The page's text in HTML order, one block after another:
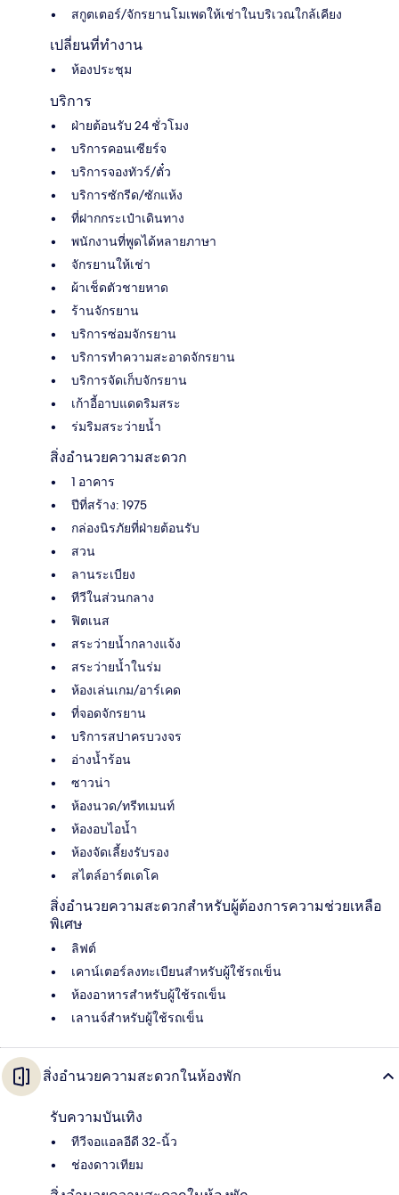
สกูตเตอร์/จักรยานโมเพดให้เช่าในบริเวณใกล้เคียง
เปลี่ยนที่ทำงาน
ห้องประชุม
บริการ
ฝ่ายต้อนรับ 24 ชั่วโมง
บริการคอนเซียร์จ
บริการจองทัวร์/ตั๋ว
บริการซักรีด/ซักแห้ง
ที่ฝากกระเป๋าเดินทาง
พนักงานที่พูดได้หลายภาษา
จักรยานให้เช่า
ผ้าเช็ดตัวชายหาด
ร้านจักรยาน
บริการซ่อมจักรยาน
บริการทำความสะอาดจักรยาน
บริการจัดเก็บจักรยาน
เก้าอี้อาบแดดริมสระ
ร่มริมสระว่ายน้ำ
สิ่งอำนวยความสะดวก
1 อาคาร
ปีที่สร้าง: 1975
กล่องนิรภัยที่ฝ่ายต้อนรับ
สวน
ลานระเบียง
ทีวีในส่วนกลาง
ฟิตเนส
สระว่ายน้ำกลางแจ้ง
สระว่ายน้ำในร่ม
ห้องเล่นเกม/อาร์เคด
ที่จอดจักรยาน
บริการสปาครบวงจร
อ่างน้ำร้อน
ซาวน่า
ห้องนวด/ทรีทเมนท์
ห้องอบไอน้ำ
ห้องจัดเลี้ยงรับรอง
สไตล์อาร์ตเดโค
สิ่งอำนวยความสะดวกสำหรับผู้ต้องการความช่วยเหลือ
พิเศษ
ลิฟต์
เคาน์เตอร์ลงทะเบียนสำหรับผู้ใช้รถเข็น
ห้องอาหารสำหรับผู้ใช้รถเข็น
เลานจ์สำหรับผู้ใช้รถเข็น
สิ่งอำนวยความสะดวกในห้องพัก
รับความบันเทิง
ทีวีจอแอลอีดี 32-นิ้ว
ช่องดาวเทียม